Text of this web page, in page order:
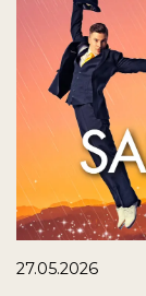
27.05.2026